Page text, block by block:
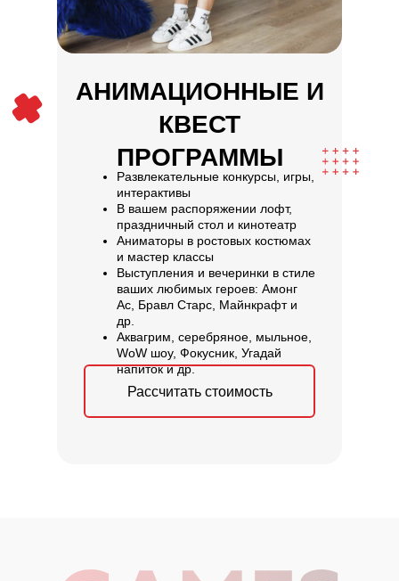
АНИМАЦИОННЫЕ И
КВЕСТ
ПРОГРАММЫ
Развлекательные конкурсы, игры,
интерактивы
В вашем распоряжении лофт,
праздничный стол и кинотеатр
Аниматоры в ростовых костюмах
и мастер классы
Выступления и вечеринки в стиле
ваших любимых героев: Амонг
Ас, Бравл Старс, Майнкрафт и
др.
Аквагрим, серебряное, мыльное,
WoW шоу, Фокусник, Угадай
напиток и др.
Рассчитать стоимость